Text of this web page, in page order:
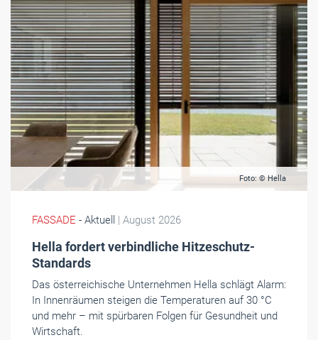
Foto: © Hella
FASSADE - Aktuell | August 2026
Hella fordert verbindliche Hitzeschutz-
Standards
Das österreichische Unternehmen Hella schlägt Alarm:
In Innenräumen steigen die Temperaturen auf 30 °C
und mehr – mit spürbaren Folgen für Gesundheit und
Wirtschaft.